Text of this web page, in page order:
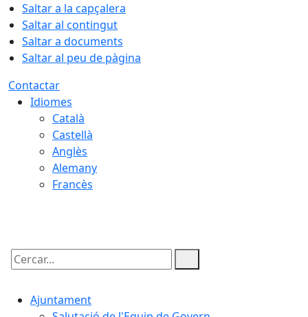
Saltar a la capçalera
Saltar al contingut
Saltar a documents
Saltar al peu de pàgina
Contactar
Idiomes
Català
Castellà
Anglès
Alemany
Francès
Cercar:
Ajuntament